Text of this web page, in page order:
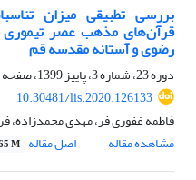
بررسی تطبیقی میزان
قرآن‌های مذهب عصر
رضوی و آستانه مقدسه قم
دوره 23، شماره 3، پاییز 1399، صفحه
10.30481/lis.2020.126133
فاطمه غفوری فر، مهدی
مشاهده مقاله
اصل مقاله M